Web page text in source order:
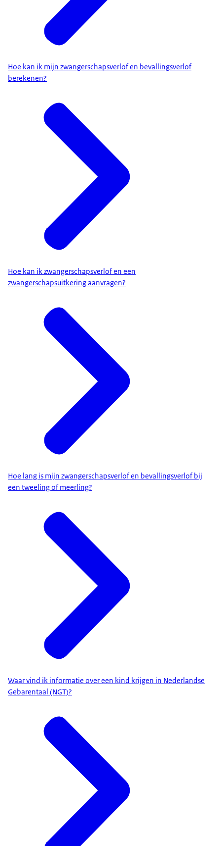
Hoe kan ik mijn zwangerschapsverlof en bevallingsverlof
berekenen?
Hoe kan ik zwangerschapsverlof en een
zwangerschapsuitkering aanvragen?
Hoe lang is mijn zwangerschapsverlof en bevallingsverlof bij
een tweeling of meerling?
Waar vind ik informatie over een kind krijgen in Nederlandse
Gebarentaal (NGT)?